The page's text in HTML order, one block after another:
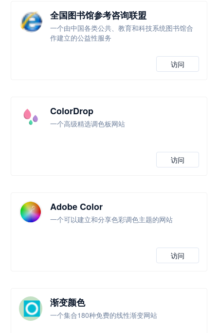
全国图书馆参考咨询联盟
一个由中国各类公共、教育和科技系统图书馆合
作建立的公益性服务
访问
ColorDrop
一个高级精选调色板网站
访问
Adobe Color
一个可以建立和分享色彩调色主题的网站
访问
渐变颜色
一个集合180种免费的线性渐变网站